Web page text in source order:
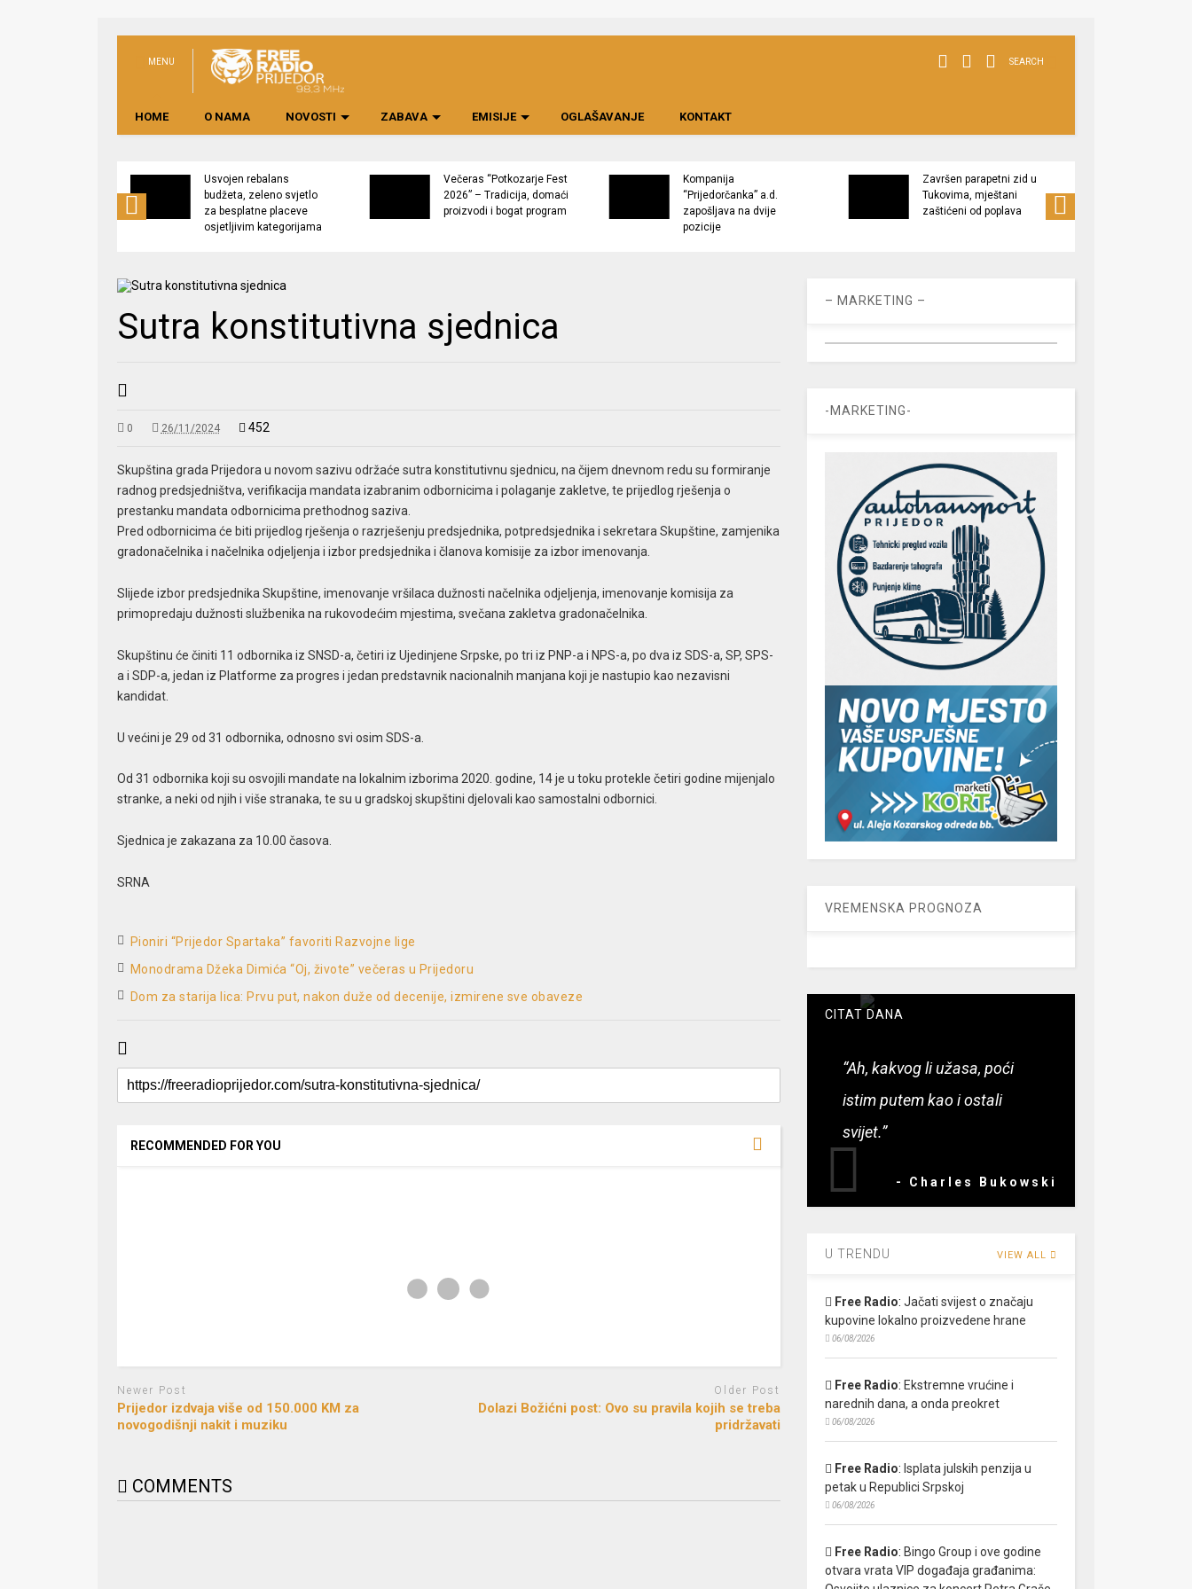
MENU SEARCH
HOME O NAMA NOVOSTI ZABAVA EMISIJE OGLAŠAVANJE KONTAKT
Usvojen rebalans
budžeta, zeleno svjetlo
za besplatne placeve
osjetljivim kategorijama
Večeras “Potkozarje Fest
2026” – Tradicija, domaći
proizvodi i bogat program
Kompanija
“Prijedorčanka” a.d.
zapošljava na dvije
pozicije
Završen parapetni zid u
Tukovima, mještani
zaštićeni od poplava
Sutra konstitutivna sjednica
0 26/11/2024 452
Skupština grada Prijedora u novom sazivu održaće sutra konstitutivnu sjednicu, na čijem dnevnom redu su formiranje
radnog predsjedništva, verifikacija mandata izabranim odbornicima i polaganje zakletve, te prijedlog rješenja o
prestanku mandata odbornicima prethodnog saziva.
Pred odbornicima će biti prijedlog rješenja o razrješenju predsjednika, potpredsjednika i sekretara Skupštine, zamjenika
gradonačelnika i načelnika odjeljenja i izbor predsjednika i članova komisije za izbor imenovanja.
Slijede izbor predsjednika Skupštine, imenovanje vršilaca dužnosti načelnika odjeljenja, imenovanje komisija za
primopredaju dužnosti službenika na rukovodećim mjestima, svečana zakletva gradonačelnika.
Skupštinu će činiti 11 odbornika iz SNSD-a, četiri iz Ujedinjene Srpske, po tri iz PNP-a i NPS-a, po dva iz SDS-a, SP, SPS-
a i SDP-a, jedan iz Platforme za progres i jedan predstavnik nacionalnih manjana koji je nastupio kao nezavisni
kandidat.
U većini je 29 od 31 odbornika, odnosno svi osim SDS-a.
Od 31 odbornika koji su osvojili mandate na lokalnim izborima 2020. godine, 14 je u toku protekle četiri godine mijenjalo
stranke, a neki od njih i više stranaka, te su u gradskoj skupštini djelovali kao samostalni odbornici.
Sjednica je zakazana za 10.00 časova.
SRNA
Pioniri “Prijedor Spartaka” favoriti Razvojne lige
Monodrama Džeka Dimića “Oj, živote” večeras u Prijedoru
Dom za starija lica: Prvu put, nakon duže od decenije, izmirene sve obaveze
RECOMMENDED FOR YOU
Newer Post
Prijedor izdvaja više od 150.000 KM za
novogodišnji nakit i muziku
Older Post
Dolazi Božićni post: Ovo su pravila kojih se treba
pridržavati
COMMENTS
– MARKETING –
-MARKETING-
VREMENSKA PROGNOZA
CITAT DANA
“Ah, kakvog li užasa, poći
istim putem kao i ostali
svijet.”
- Charles Bukowski
U TRENDU VIEW ALL
Free Radio: Jačati svijest o značaju
kupovine lokalno proizvedene hrane
06/08/2026
Free Radio: Ekstremne vrućine i
narednih dana, a onda preokret
06/08/2026
Free Radio: Isplata julskih penzija u
petak u Republici Srpskoj
06/08/2026
Free Radio: Bingo Group i ove godine
otvara vrata VIP događaja građanima: